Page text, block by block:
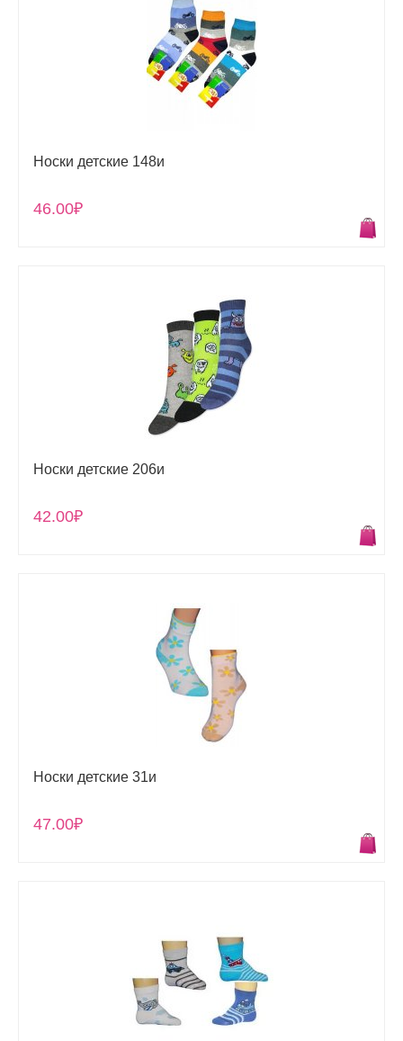
Носки детские 148и
46.00₽
Носки детские 206и
42.00₽
Носки детские 31и
47.00₽